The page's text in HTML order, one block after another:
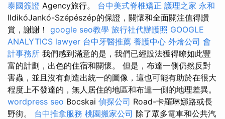
泰國簽證 Agency旅行。 台中美式脊椎矯正 護理之家 永和
IldikóJankó-Szépészép的保證，關懷和全面關注值得讚
賞，謝謝！ google seo教學 旅行社代辦護照 GOOGLE
ANALYTICS lawyer 台中牙醫推薦 養護中心 外燴公司 會
計事務所 我們感到滿意的是，我們已經設法獲得瞭如此豐
富的計劃，出色的住宿和關懷。 但是，布達一側仍然反對
害蟲，並且沒有創造出統一的圖像，這也可能有助於在很大
程度上不發達的，無人居住的地區和布達一側的地理差異。
wordpress seo Bocskai 偵探公司 Road-卡羅琳娜路或長
野街。 台中推拿服務 桃園搬家公司 除了眾多電車和公共汽